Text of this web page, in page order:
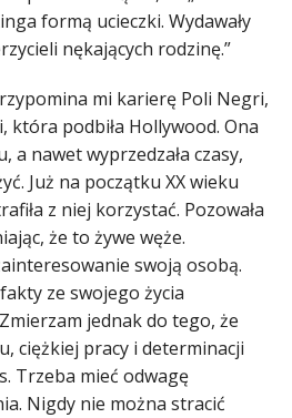
formą ucieczki. Wydawały
nękających rodzinę.”
mi karierę Poli Negri,
podbiła Hollywood. Ona
a nawet wyprzedzała czasy,
Już na początku XX wieku
z niej korzystać. Pozowała
że to żywe węże.
swoją osobą.
ze swojego życia
jednak do tego, że
ciężkiej pracy i determinacji
Trzeba mieć odwagę
Nigdy nie można stracić